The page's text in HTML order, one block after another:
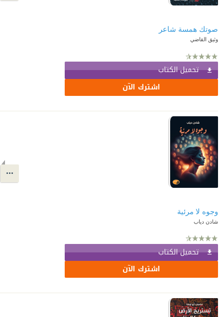
صوتك همسة شاعر
وثيق القاضي
تحميل الكتاب
اشترك الآن
وجوه لا مرئية
شادن دياب
تحميل الكتاب
اشترك الآن